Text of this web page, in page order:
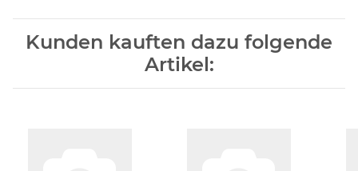
Kunden kauften dazu folgende
Artikel: